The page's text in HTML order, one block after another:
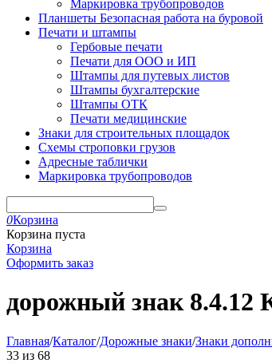
Маркировка трубопроводов
Планшеты Безопасная работа на буровой
Печати и штампы
Гербовые печати
Печати для ООО и ИП
Штампы для путевых листов
Штампы бухгалтерские
Штампы ОТК
Печати медицинские
Знаки для строительных площадок
Схемы строповки грузов
Адресные таблички
Маркировка трубопроводов
0Корзина
Корзина пуста
Корзина
Оформить заказ
дорожный знак 8.4.12
Главная/Каталог/Дорожные знаки/Знаки
33 из 68